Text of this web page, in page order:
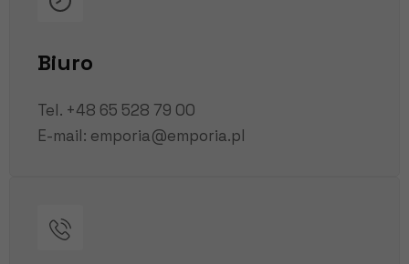
Biuro
Tel. +48 65 528 79 00
E-mail: emporia@emporia.pl